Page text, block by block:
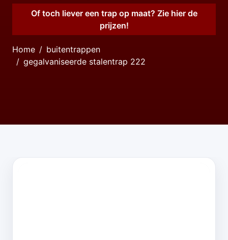
Of toch liever een trap op maat? Zie hier de
prijzen!
Home
buitentrappen
gegalvaniseerde stalentrap 222